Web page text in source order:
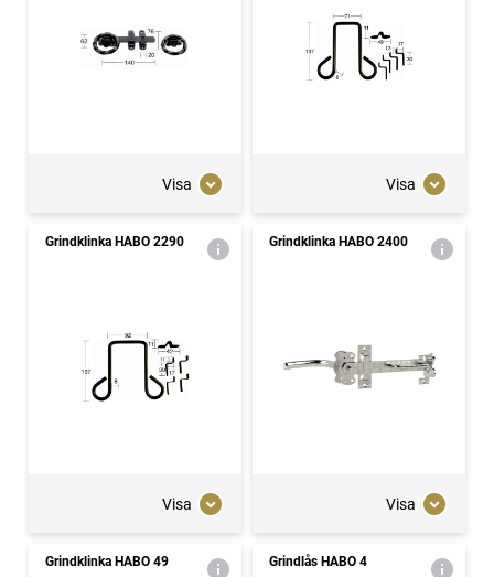
Visa Visa
Grindklinka HABO 2290
Visa
Grindklinka HABO 2400
Visa
Grindklinka HABO 49 Grindlås HABO 4